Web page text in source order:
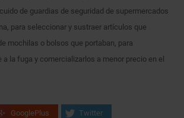
de guardias de seguridad de supermercados
para seleccionar y sustraer artículos que
mochilas o bolsos que portaban, para
la fuga y comercializarlos a menor precio en el
GooglePlus Twitter